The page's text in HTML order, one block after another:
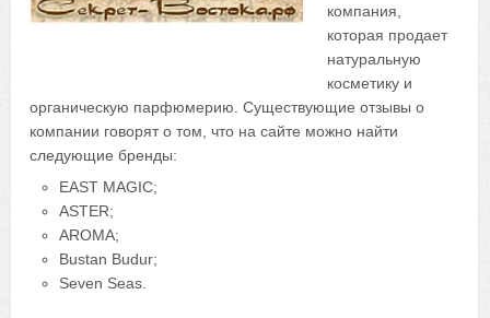
компания,
которая продает
натуральную
косметику и
органическую парфюмерию. Существующие отзывы о
компании говорят о том, что на сайте можно найти
следующие бренды:
EAST MAGIC;
ASTER;
AROMA;
Bustan Budur;
Seven Seas.